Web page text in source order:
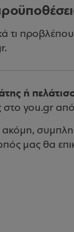
τι
ή
στο you.gr
ακόμη,
μας θα